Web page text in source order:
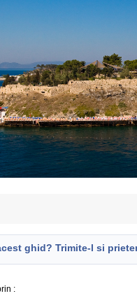
ghid? Trimite-l si
: